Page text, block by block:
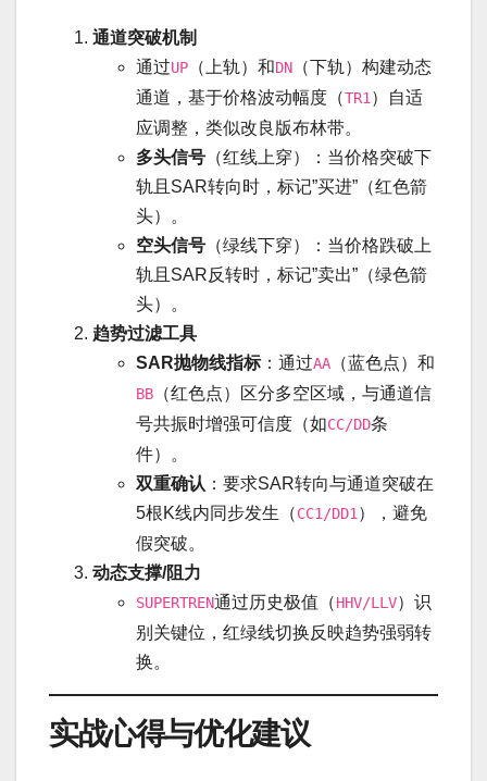
通道突破机制
通过UP （上轨）和DN （下轨）构建动态
通道，基于价格波动幅度（TR1 ）自适
应调整，类似改良版布林带。
多头信号 （红线上穿）：当价格突破下
轨且SAR转向时，标记”买进”（红色箭
头）。
空头信号 （绿线下穿）：当价格跌破上
轨且SAR反转时，标记”卖出”（绿色箭
头）。
趋势过滤工具
SAR抛物线指标：通过AA （蓝色点）和
BB （红色点）区分多空区域，与通道信
号共振时增强可信度（如CC/DD条
件）。
双重确认 ：要求SAR转向与通道突破在
5根K线内同步发生（CC1/DD1 ），避免
假突破。
动态支撑/阻力
SUPERTREN通过历史极值（HHV/LLV）识
别关键位，红绿线切换反映趋势强弱转
换。
实战心得与优化建议